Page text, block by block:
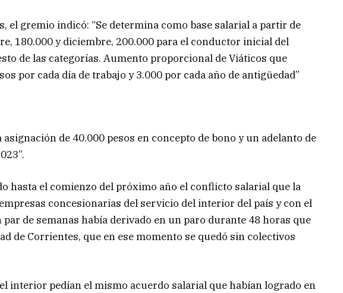
el gremio indicó: “Se determina como base salarial a partir de
180.000 y diciembre, 200.000 para el conductor inicial del
de las categorías. Aumento proporcional de Viáticos que
por cada día de trabajo y 3.000 por cada año de antigüedad”
de 40.000 pesos en concepto de bono y un adelanto de
hasta el comienzo del próximo año el conflicto salarial que la
concesionarias del servicio del interior del país y con el
de semanas había derivado en un paro durante 48 horas que
de Corrientes, que en ese momento se quedó sin colectivos
interior pedían el mismo acuerdo salarial que habían logrado en